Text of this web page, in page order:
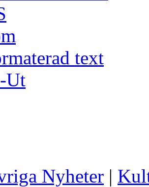
text
Ut
Nyheter |